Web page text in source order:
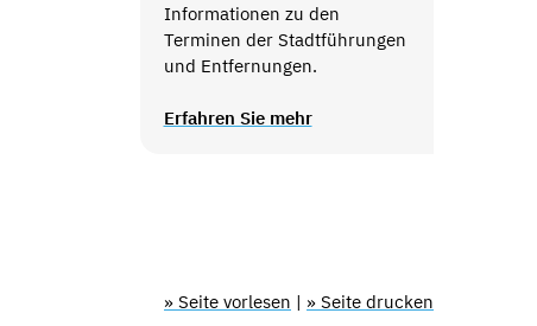
Informationen zu den
Terminen der Stadtführungen
und Entfernungen.
Erfahren Sie mehr
» Seite vorlesen | » Seite drucken